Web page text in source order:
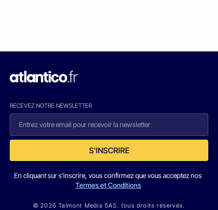
RECEVEZ NOTRE NEWSLETTER
S'INSCRIRE
En cliquant sur s'inscrire, vous confirmez que vous acceptez nos
Termes et Conditions
© 2026 Talmont Media SAS. tous droits réservés.